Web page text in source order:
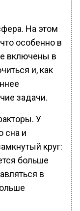
На этом
особенно в
включены в
и, как
задачи.
У
сна и
круг:
больше
в